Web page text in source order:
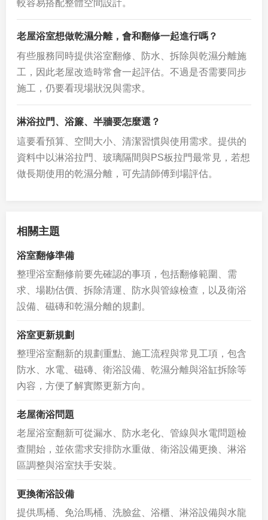
較容易搭配整體空間設計。
老屋浴室想做乾濕分離，會和翻修一起進行嗎？
有些服務同時提供浴室翻修、防水、拆除與乾濕分離施
工，因此老屋改造時常會一起評估。不過是否需要同步
施工，仍要看現場狀況與需求。
淋浴拉門、浴簾、半牆要怎麼選？
這要看預算、空間大小、清潔習慣與使用需求。提供的
資料中以淋浴拉門、玻璃隔間與PS板拉門最常見，若想
做長期使用的乾濕分離，可先請師傅到場評估。
相關主題
浴室翻修準備
整理浴室翻修前要先確認的事項，包括翻修範圍、需
求、場勘估價、拆除清運、防水與管線檢查，以及衛浴
設備、磁磚和乾濕分離的規劃。
浴室更新規劃
整理浴室翻新的規劃重點、施工流程與常見工項，包含
防水、水電、磁磚、衛浴設備、乾濕分離與浴缸拆除等
內容，方便了解實際更新方向。
老屋衛浴問題
老屋浴室翻新可從漏水、防水老化、管線與水電問題檢
查開始，並依需求安排防水重做、衛浴設備更換、淋浴
區調整與浴室扶手安裝。
更換衛浴設備
提供馬桶、免治馬桶、洗臉盆、浴櫃、淋浴設備與水龍